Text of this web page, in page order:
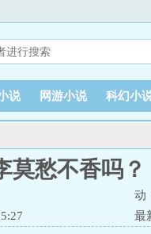
说 网游小说 科幻小
莫愁不香吗？
动
最